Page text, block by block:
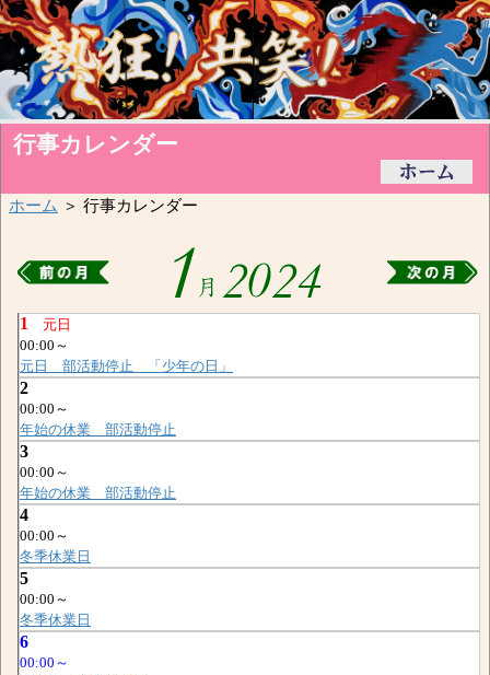
行事カレンダー
ホーム ＞ 行事カレンダー
1
元日
00:00～
元日 部活動停止 「少年の日」
2
00:00～
年始の休業 部活動停止
3
00:00～
年始の休業 部活動停止
4
00:00～
冬季休業日
5
00:00～
冬季休業日
6
00:00～